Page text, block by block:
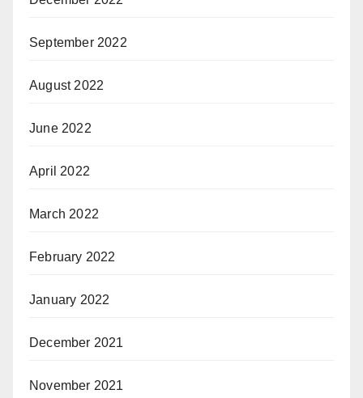
September 2022
August 2022
June 2022
April 2022
March 2022
February 2022
January 2022
December 2021
November 2021